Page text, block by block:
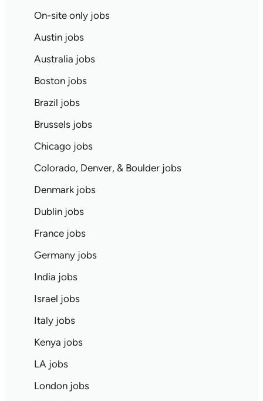
On-site only jobs
Austin jobs
Australia jobs
Boston jobs
Brazil jobs
Brussels jobs
Chicago jobs
Colorado, Denver, & Boulder jobs
Denmark jobs
Dublin jobs
France jobs
Germany jobs
India jobs
Israel jobs
Italy jobs
Kenya jobs
LA jobs
London jobs